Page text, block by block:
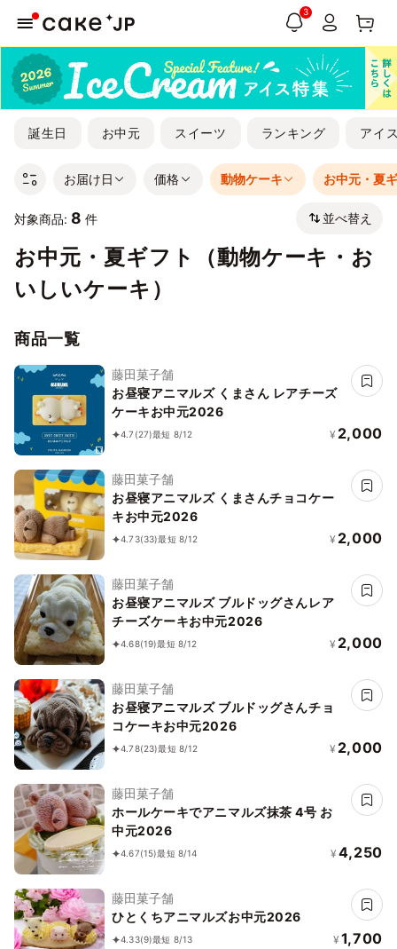
3
誕生日 お中元 スイーツ ランキング アイ
お届け日 価格 動物ケーキ お中元・夏
対象商品: 8 件 並べ替え
お中元・夏ギフト（動物ケーキ・お
いしいケーキ）
商品一覧
藤田菓子舗
お昼寝アニマルズ くまさん レアチーズ
ケーキお中元2026
4.7 (27)最短 8/12 ¥ 2,000
藤田菓子舗
お昼寝アニマルズ くまさんチョコケー
キお中元2026
4.73(33)最短 8/12 ¥ 2,000
藤田菓子舗
お昼寝アニマルズ ブルドッグさんレア
チーズケーキお中元2026
4.68(19)最短 8/12 ¥ 2,000
藤田菓子舗
お昼寝アニマルズ ブルドッグさんチョ
コケーキお中元2026
4.78(23)最短 8/12 ¥ 2,000
藤田菓子舗
ホールケーキでアニマルズ抹茶 4号 お
中元2026
4.67(15)最短 8/14 ¥ 4,250
藤田菓子舗
ひとくちアニマルズお中元2026
4.33(9)最短 8/13 ¥ 1,700